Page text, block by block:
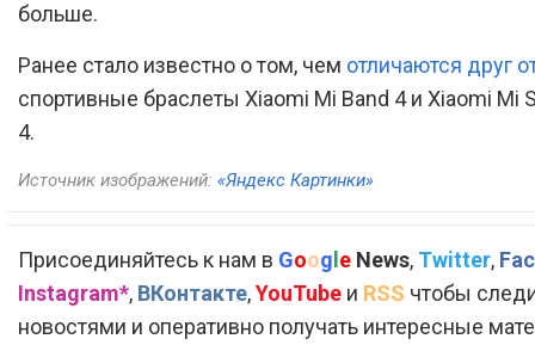
больше.
Ранее стало известно о том, чем отличаются друг
спортивные браслеты Xiaomi Mi Band 4 и Xiaomi Mi
4.
Источник изображений: «Яндекс Картинки»
Присоединяйтесь к нам в Google News, Twitter,
Instagram*, ВКонтакте,YouTube и RSS чтобы
новостями и оперативно получать интересные